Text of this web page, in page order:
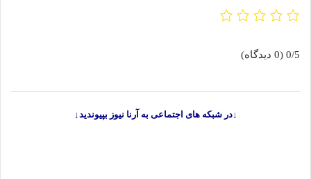
0/5 (0 دیدگاه)
↓در شبکه های اجتماعی به آرنا نیوز بپیوندید↓